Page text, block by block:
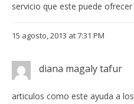
servicio que este puede
15 agosto, 2013 at 7:31 PM
diana magaly tafur
articulos como este ayuda a